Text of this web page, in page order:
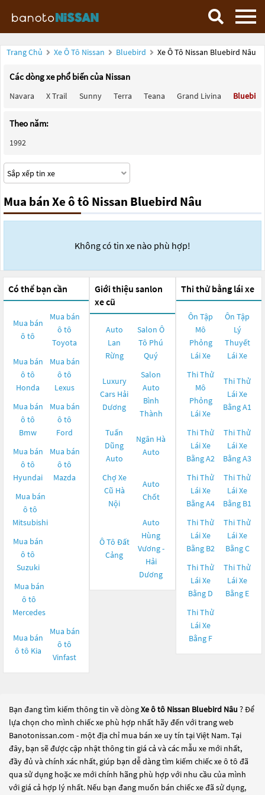
Trang Chủ Xe Ô Tô Nissan Bluebird Xe Ô Tô Nissan Bluebird Nâu
Các dòng xe phổ biến của Nissan
Navara X Trail Sunny Terra Teana Grand Livina Bluebird
Theo năm:
1992
Mua bán Xe ô tô Nissan Bluebird Nâu
Không có tin xe nào phù hợp!
Có thể bạn cần
Mua bán
ô tô
Mua bán
ô tô
Toyota
Mua bán
ô tô
Honda
Mua bán
ô tô
Lexus
Mua bán
ô tô
Bmw
Mua bán
ô tô
Ford
Mua bán
ô tô
Hyundai
Mua bán
ô tô
Mazda
Mua bán
ô tô
Mitsubishi
Mua bán
ô tô
Suzuki
Mua bán
ô tô
Mercedes
Mua bán
ô tô Kia
Mua bán
ô tô
Vinfast
Giới thiệu sanlon
xe cũ
Auto
Lan
Rừng
Salon Ô
Tô Phú
Quý
Luxury
Cars Hải
Dương
Salon
Auto
Bình
Thành
Tuấn
Dũng
Auto
Ngân Hà
Auto
Chợ Xe
Cũ Hà
Nội
Auto
Chốt
Ô Tô Đất
Cảng
Auto
Hùng
Vương -
Hải
Dương
Thi thử bằng lái xe
Ôn Tập
Mô
Phỏng
Lái Xe
Ôn Tập
Lý
Thuyết
Lái Xe
Thi Thử
Mô
Phỏng
Lái Xe
Thi Thử
Lái Xe
Bằng A1
Thi Thử
Lái Xe
Bằng A2
Thi Thử
Lái Xe
Bằng A3
Thi Thử
Lái Xe
Bằng A4
Thi Thử
Lái Xe
Bằng B1
Thi Thử
Lái Xe
Bằng B2
Thi Thử
Lái Xe
Bằng C
Thi Thử
Lái Xe
Bằng D
Thi Thử
Lái Xe
Bằng E
Thi Thử
Lái Xe
Bằng F
Bạn đang tìm kiếm thông tin về dòngXe ô tô Nissan Bluebird Nâu ? Để
lựa chọn cho mình chiếc xe phù hợp nhất hãy đến với trang web
Banotonissan.com - một địa chỉ mua bán xe uy tín tại Việt Nam. Tại
đây, bạn sẽ được cập nhật thông tin giá cả và các mẫu xe mới nhất,
đầy đủ và chính xác nhất, giúp bạn dễ dàng tìm kiếm chiếc xe ô tô đã
qua sử dụng hoặc xe mới chính hãng phù hợp với nhu cầu của mình
với giá cả hợp lý nhất. Nếu bạn đang muốn bán chiếc xe đã sử dụng,